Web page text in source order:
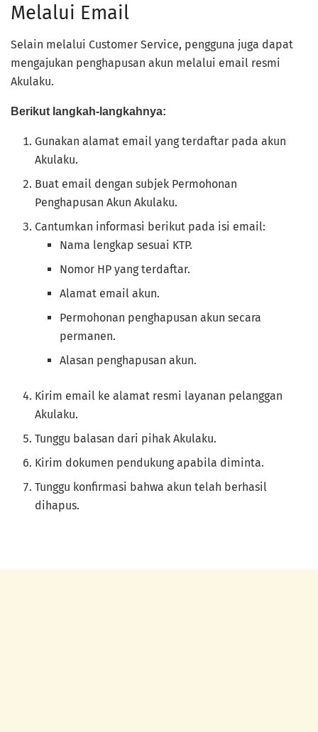
Melalui Email
Selain melalui Customer Service, pengguna juga dapat
mengajukan penghapusan akun melalui email resmi
Akulaku.
Berikut langkah-langkahnya:
Gunakan alamat email yang terdaftar pada akun
Akulaku.
Buat email dengan subjek Permohonan
Penghapusan Akun Akulaku.
Cantumkan informasi berikut pada isi email:
Nama lengkap sesuai KTP.
Nomor HP yang terdaftar.
Alamat email akun.
Permohonan penghapusan akun secara
permanen.
Alasan penghapusan akun.
Kirim email ke alamat resmi layanan pelanggan
Akulaku.
Tunggu balasan dari pihak Akulaku.
Kirim dokumen pendukung apabila diminta.
Tunggu konfirmasi bahwa akun telah berhasil
dihapus.